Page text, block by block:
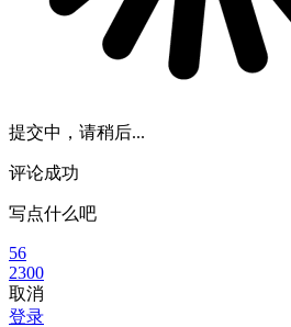
提交中，请稍后...
评论成功
写点什么吧
56
2300
取消
登录